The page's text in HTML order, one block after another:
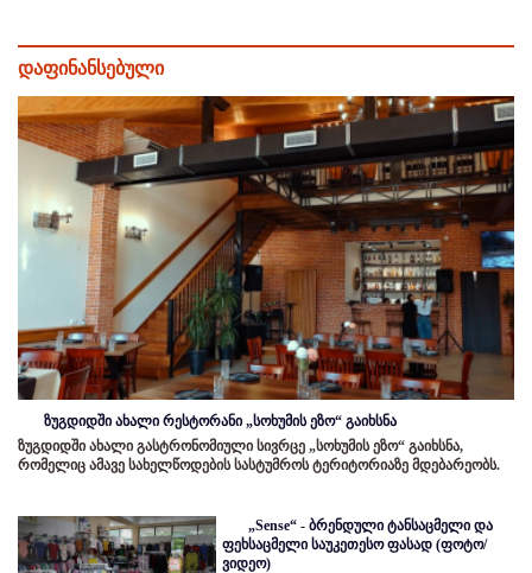
დაფინანსებული
ზუგდიდში ახალი რესტორანი „სოხუმის ეზო“ გაიხსნა
ზუგდიდში ახალი გასტრონომიული სივრცე „სოხუმის ეზო“ გაიხსნა,
რომელიც ამავე სახელწოდების სასტუმროს ტერიტორიაზე მდებარეობს.
„Sense“ - ბრენდული ტანსაცმელი და
ფეხსაცმელი საუკეთესო ფასად (ფოტო/
ვიდეო)